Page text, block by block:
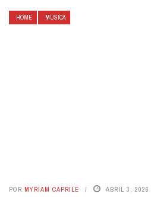
HOME MÚSICA
POR MYRIAM CAPRILE ABRIL 3, 2026